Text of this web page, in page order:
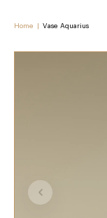
Home Vase Aquarius